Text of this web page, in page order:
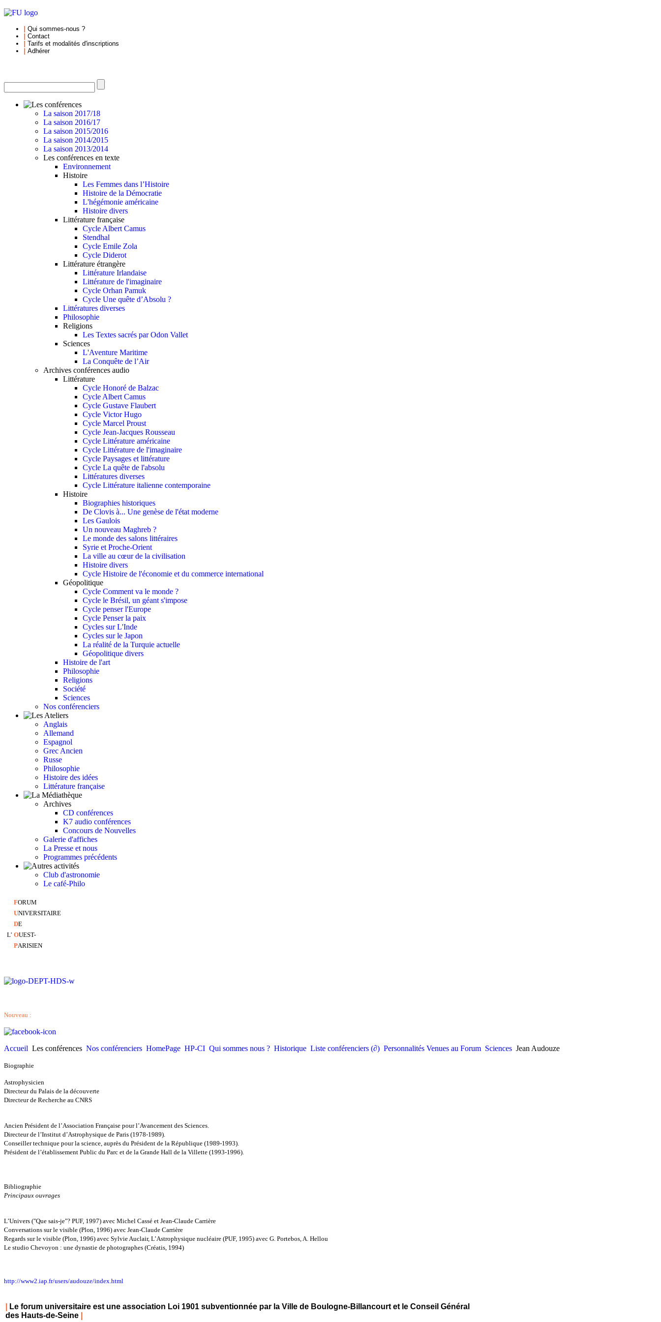
Qui sommes-nous ?
Contact
Tarifs et modalités d'inscriptions
Adhérer
La saison 2017/18
La saison 2016/17
La saison 2015/2016
La saison 2014/2015
La saison 2013/2014
Les conférences en texte
Environnement
Histoire
Les Femmes dans l’Histoire
Histoire de la Démocratie
L'hégémonie américaine
Histoire divers
Littérature française
Cycle Albert Camus
Stendhal
Cycle Emile Zola
Cycle Diderot
Littérature étrangère
Littérature Irlandaise
Littérature de l'imaginaire
Cycle Orhan Pamuk
Cycle Une quête d’Absolu ?
Littératures diverses
Philosophie
Religions
Les Textes sacrés par Odon Vallet
Sciences
L'Aventure Maritime
La Conquête de l’Air
Archives conférences audio
Littérature
Cycle Honoré de Balzac
Cycle Albert Camus
Cycle Gustave Flaubert
Cycle Victor Hugo
Cycle Marcel Proust
Cycle Jean-Jacques Rousseau
Cycle Littérature américaine
Cycle Littérature de l'imaginaire
Cycle Paysages et littérature
Cycle La quête de l'absolu
Littératures diverses
Cycle Littérature italienne contemporaine
Histoire
Biographies historiques
De Clovis à... Une genèse de l'état moderne
Les Gaulois
Un nouveau Maghreb ?
Le monde des salons littéraires
Syrie et Proche-Orient
La ville au cœur de la civilisation
Histoire divers
Cycle Histoire de l'économie et du commerce international
Géopolitique
Cycle Comment va le monde ?
Cycle le Brésil, un géant s'impose
Cycle penser l'Europe
Cycle Penser la paix
Cycles sur L'Inde
Cycles sur le Japon
La réalité de la Turquie actuelle
Géopolitique divers
Histoire de l'art
Philosophie
Religions
Société
Sciences
Nos conférenciers
Anglais
Allemand
Espagnol
Grec Ancien
Russe
Philosophie
Histoire des idées
Littérature française
Archives
CD conférences
K7 audio conférences
Concours de Nouvelles
Galerie d'affiches
La Presse et nous
Programmes précédents
Club d'astronomie
Le café-Philo
FORUM
UNIVERSITAIRE
DE
L' OUEST-
PARISIEN
Nouveau :
Accueil Les conférences Nos conférenciers HomePage HP-CI Qui sommes nous ? Historique Liste conférenciers (∂) Personnalités Venues au Forum Sciences Jean Audouze
Biographie
Astrophysicien
Directeur du Palais de la découverte
Directeur de Recherche au CNRS
Ancien Président de l’Association Française pour l’Avancement des Sciences.
Directeur de l’Institut d’Astrophysique de Paris (1978-1989).
Conseiller technique pour la science, auprès du Président de la République (1989-1993).
Président de l’établissement Public du Parc et de la Grande Hall de la Villette (1993-1996).
Bibliographie
Principaux ouvrages
L’Univers ("Que sais-je"? PUF, 1997) avec Michel Cassé et Jean-Claude Carrière
Conversations sur le visible (Plon, 1996) avec Jean-Claude Carrière
Regards sur le visible (Plon, 1996) avec Sylvie Auclair, L’Astrophysique nucléaire (PUF, 1995) avec G. Portebos, A. Hellou
Le studio Chevoyon : une dynastie de photographes (Créatis, 1994)
http://www2.iap.fr/users/audouze/index.html
Le forum universitaire est une association Loi 1901 subventionnée par la Ville de Boulogne-Billancourt et le Conseil Général
des Hauts-de-Seine